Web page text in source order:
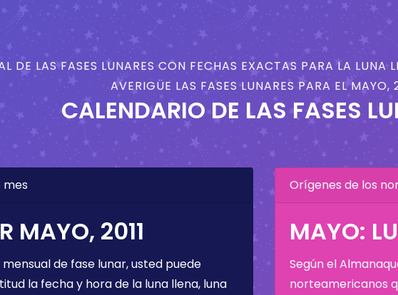
DE LAS FASES LUNARES CON FECHAS EXACTAS PARA LA LUNA
AVERIGÜE LAS FASES LUNARES PARA EL MAYO,
CALENDARIO DE LAS FASES
mes
MAYO, 2011
de fase lunar, usted puede
la fecha y hora de la luna llena, luna
Orígenes de los
MAYO:
Según el
norteamericanos